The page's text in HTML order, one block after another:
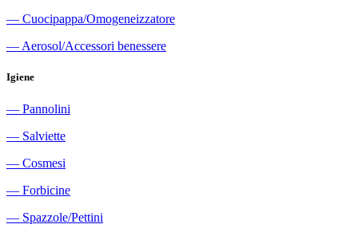
― Cuocipappa/Omogeneizzatore
― Aerosol/Accessori benessere
Igiene
― Pannolini
― Salviette
― Cosmesi
― Forbicine
― Spazzole/Pettini